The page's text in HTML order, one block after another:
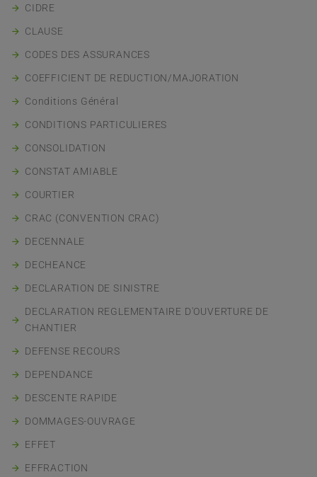
CIDRE
CLAUSE
CODES DES ASSURANCES
COEFFICIENT DE REDUCTION/MAJORATION
Conditions Général
CONDITIONS PARTICULIERES
CONSOLIDATION
CONSTAT AMIABLE
COURTIER
CRAC (CONVENTION CRAC)
DECENNALE
DECHEANCE
DECLARATION DE SINISTRE
DECLARATION REGLEMENTAIRE D'OUVERTURE DE
CHANTIER
DEFENSE RECOURS
DEPENDANCE
DESCENTE RAPIDE
DOMMAGES-OUVRAGE
EFFET
EFFRACTION